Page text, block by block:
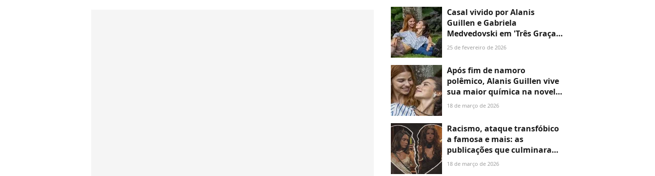
privacidade
Casal vivido por Alanis
Guillen e Gabriela
Medvedovski em 'Três Graças'
sofre preconceito! Mãe do ex-
homofobia após critica a
capítulo com 1ª cena íntima:
'Ser humano está
desobedecendo'
25 de fevereiro de 2026
Após fim de namoro
polêmico, Alanis Guillen vive
sua maior química na novela
'Três Graças'; Lorena e
18 de março de 2026
Racismo, ataque transfóbico
a famosa e mais: as
publicações que culminaram
no fim do namoro de 4 anos
18 de março de 2026